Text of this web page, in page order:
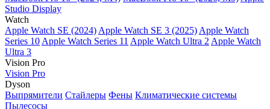
Studio Display
Watch
Apple Watch SE (2024) Apple Watch SE 3 (2025) Apple Watch
Series 10 Apple Watch Series 11 Apple Watch Ultra 2 Apple Watch
Ultra 3
Vision Pro
Vision Pro
Dyson
Выпрямители Стайлеры Фены Климатические системы
Пылесосы